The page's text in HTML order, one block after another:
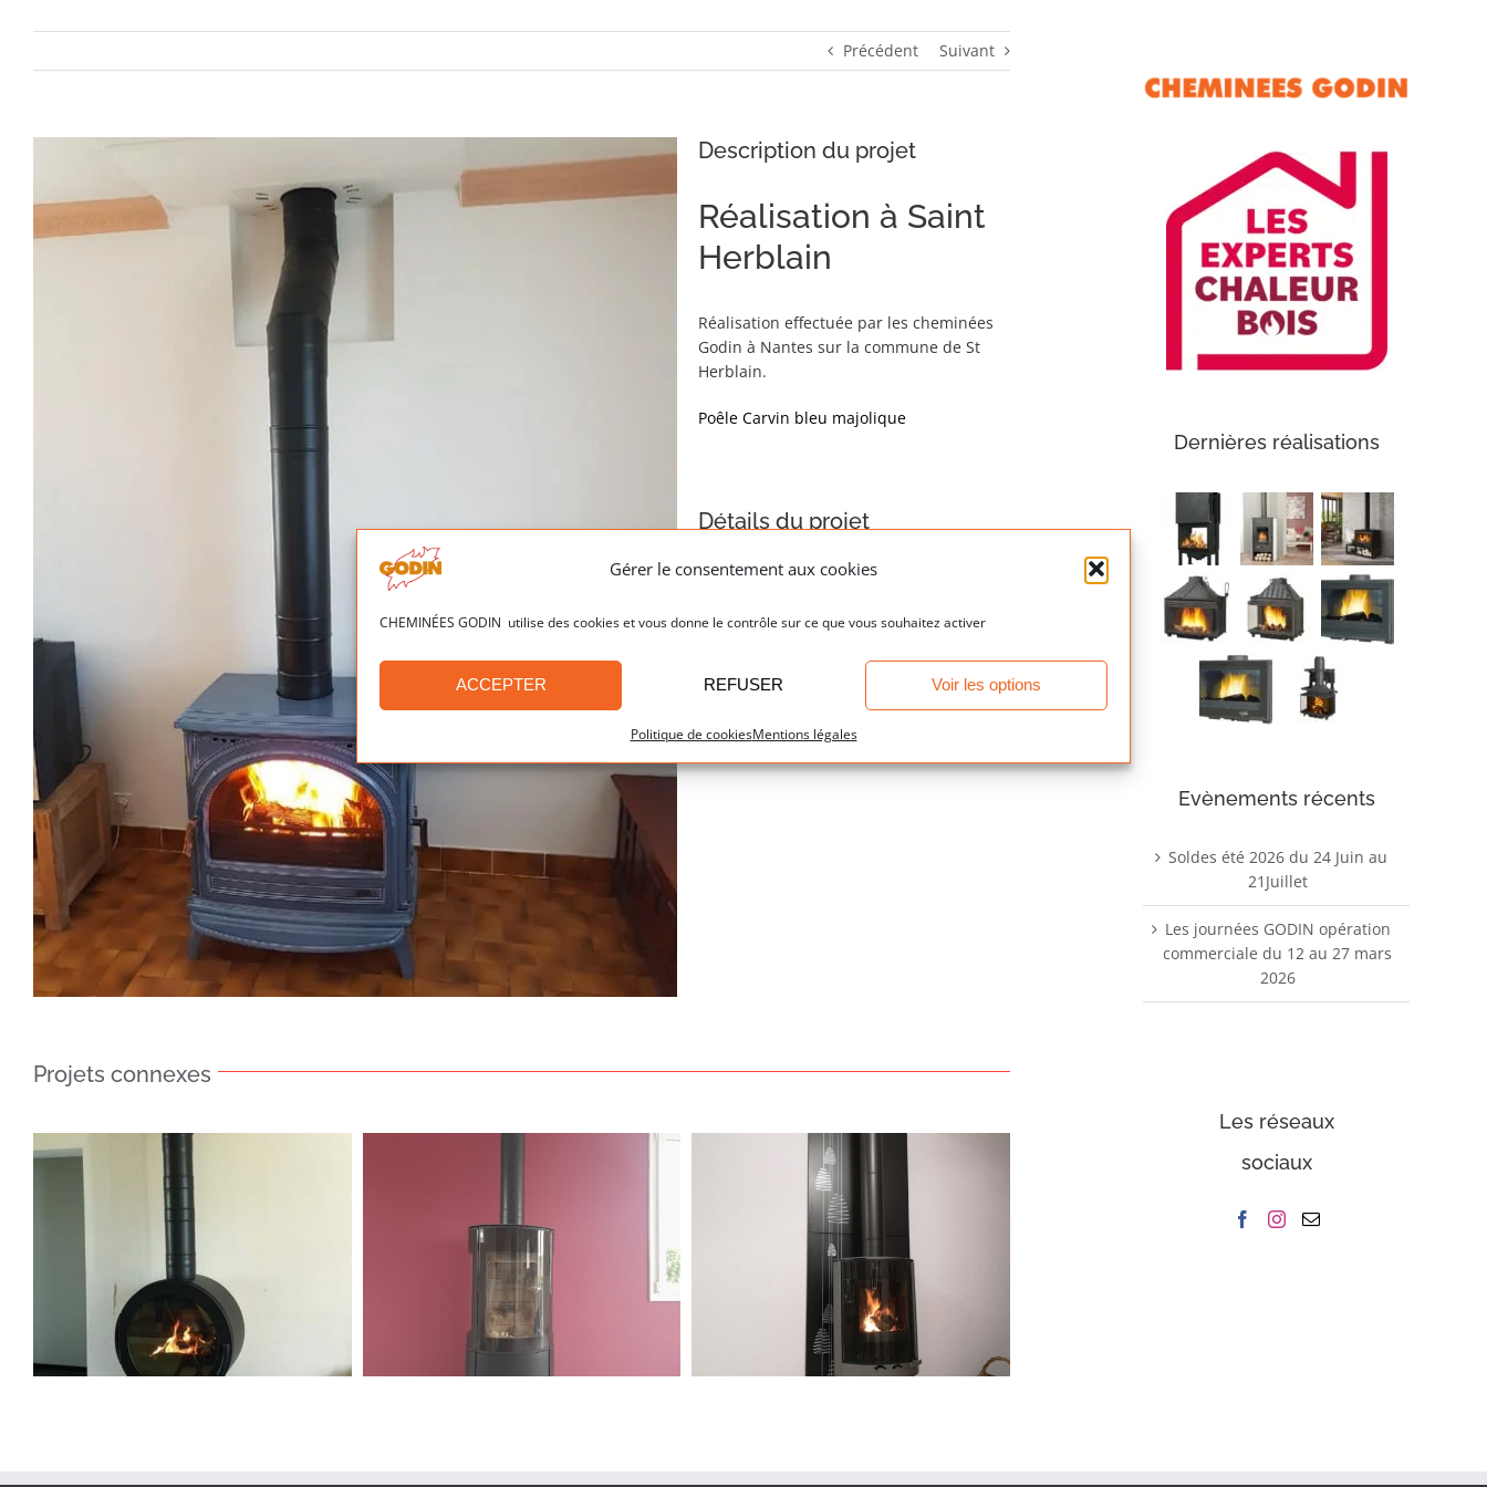
Gérer le consentement aux cookies
CHEMINÉES GODIN utilise des cookies et vous donne le contrôle sur ce que vous souhaitez activer
ACCEPTER REFUSER Voir les options
Politique de cookiesMentions légales
Précédent Suivant
Image
Description du projet
Réalisation à Saint
Herblain
Réalisation effectuée par les cheminées
Godin à Nantes sur la commune de St
Herblain.
Poêle Carvin bleu majolique
Détails du projet
Poêles : Nos réalisations
Projets connexes
Dernières réalisations
Evènements récents
Soldes été 2026 du 24 Juin au
21Juillet
Les journées GODIN opération
commerciale du 12 au 27 mars
2026
Les réseaux
sociaux